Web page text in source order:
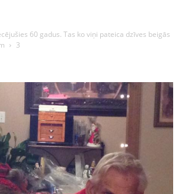
60 gadus. Tas ko viņi pateica dzīves beigās
3